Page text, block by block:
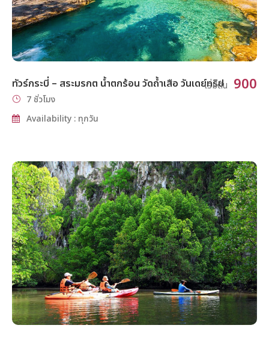
ทัวร์กระบี่ – สระมรกต น้ำตกร้อน วัดถ้ำเสือ วันเดย์ทริป
เริ่มต้น 900
7 ชั่วโมง
Availability : ทุกวัน